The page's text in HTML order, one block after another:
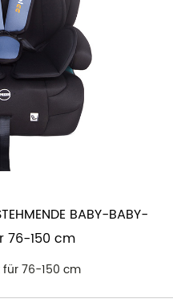
BABY-BABY-
76-150 cm
für 76-150 cm